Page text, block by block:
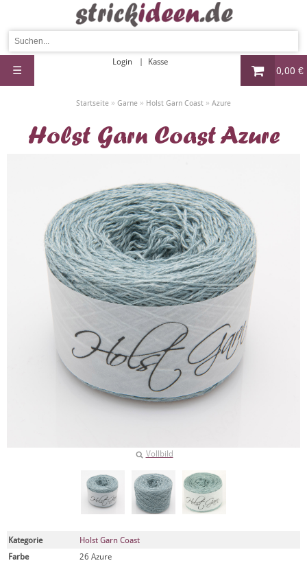
0,00 €
Login Kasse
☰
Startseite » Garne » Holst Garn Coast » Azure
Holst Garn Coast Azure
Vollbild
Kategorie
Holst Garn Coast
Farbe
26 Azure